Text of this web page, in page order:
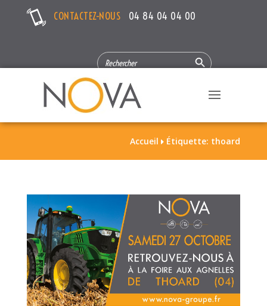
CONTACTEZ-NOUS 04 84 04 04 00
SEARCH
FOR:
Search Button
Accueil  Étiquette: thoard